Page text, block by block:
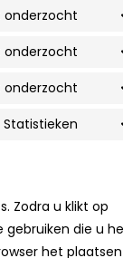
onderzocht
onderzocht
onderzocht
Statistieken
Zodra u klikt op
gebruiken die u
het